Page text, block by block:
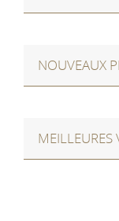
NOUVEAUX
MEILLEURES